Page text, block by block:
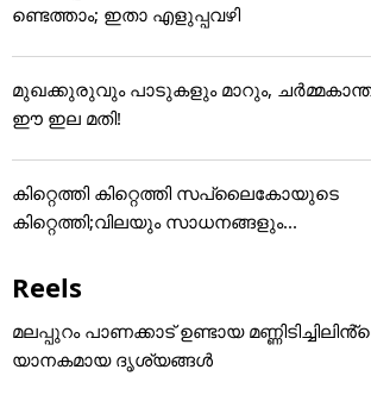
ണ്ടെത്താം; ഇതാ എളുപ്പവഴി
മുഖക്കുരുവും പാടുകളും മാറും,
ഈ ഇല മതി!
കിറ്റെത്തി കിറ്റെത്തി സപ്ലൈകോയുടെ
കിറ്റെത്തി;വിലയും സാധനങ്ങളും...
Reels
മലപ്പുറം പാണക്കാട് ഉണ്ടായ
യാനകമായ ദൃശ്യങ്ങൾ